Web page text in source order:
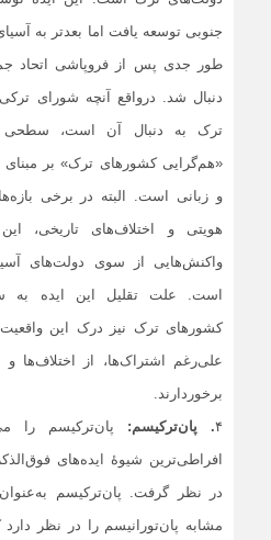
جنوبی توسعه یافت اما بعدتر به
طور جدی پس از فروپاشی اتحاد
دنبال شد. درواقع آنچه شورای
ترک به دنبال آن است، سطحی
«هم‌گرایی کشورهای ترک» بر مبنای
و زبانی است. البته در برخی
هویتی و اختلاف‌های تاریخی، این
واکنش‌هایی از سوی دولت‌های
است. علت تقلیل این ایده به
کشورهای ترک نیز درک این
علی‌رغم اشتراک‌ها، از اختلاف‌ها
برخوردارند.
۴. پان‌ترکیسم: پان‌ترکیسم را
افراطی‌ترین شیوۀ ایده‌های
در نظر گرفت. پان‌ترکیسم
مشابه پان‌تورانیسم را در نظر